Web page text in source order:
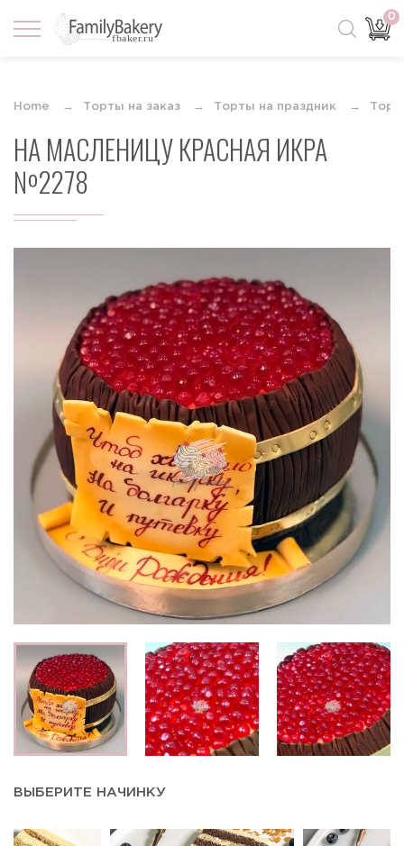
0
Home Торты на заказ Торты на праздник
НА МАСЛЕНИЦУ КРАСНАЯ ИКРА
№2278
ВЫБЕРИТЕ НАЧИНКУ